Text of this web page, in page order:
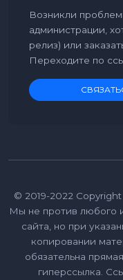
Возникли
администрации,
релиз) или
Переходите по
© 2019-2022
Мы не против любого
сайта, но при
копировании
обязательна
гиперссылка.